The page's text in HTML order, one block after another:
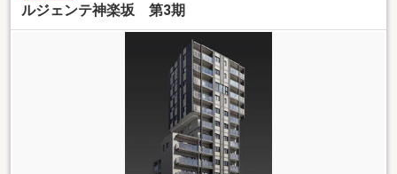
ルジェンテ神楽坂 第3期